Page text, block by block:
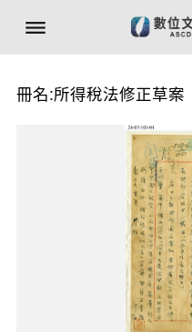
冊名:所得稅法修正草案